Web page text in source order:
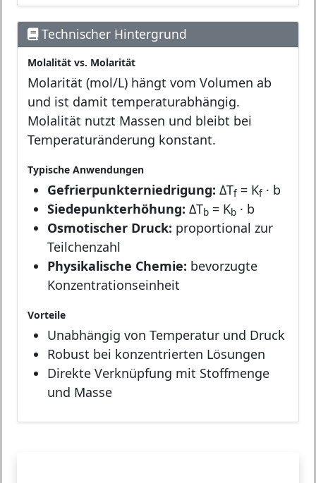
Technischer Hintergrund
Molalität vs. Molarität
Molarität (mol/L) hängt vom Volumen ab
und ist damit temperaturabhängig.
Molalität nutzt Massen und bleibt bei
Temperaturänderung konstant.
Typische Anwendungen
Gefrierpunkterniedrigung: ΔTf = Kf · b
Siedepunkterhöhung: ΔTb = Kb · b
Osmotischer Druck: proportional zur
Teilchenzahl
Physikalische Chemie: bevorzugte
Konzentrationseinheit
Vorteile
Unabhängig von Temperatur und Druck
Robust bei konzentrierten Lösungen
Direkte Verknüpfung mit Stoffmenge
und Masse